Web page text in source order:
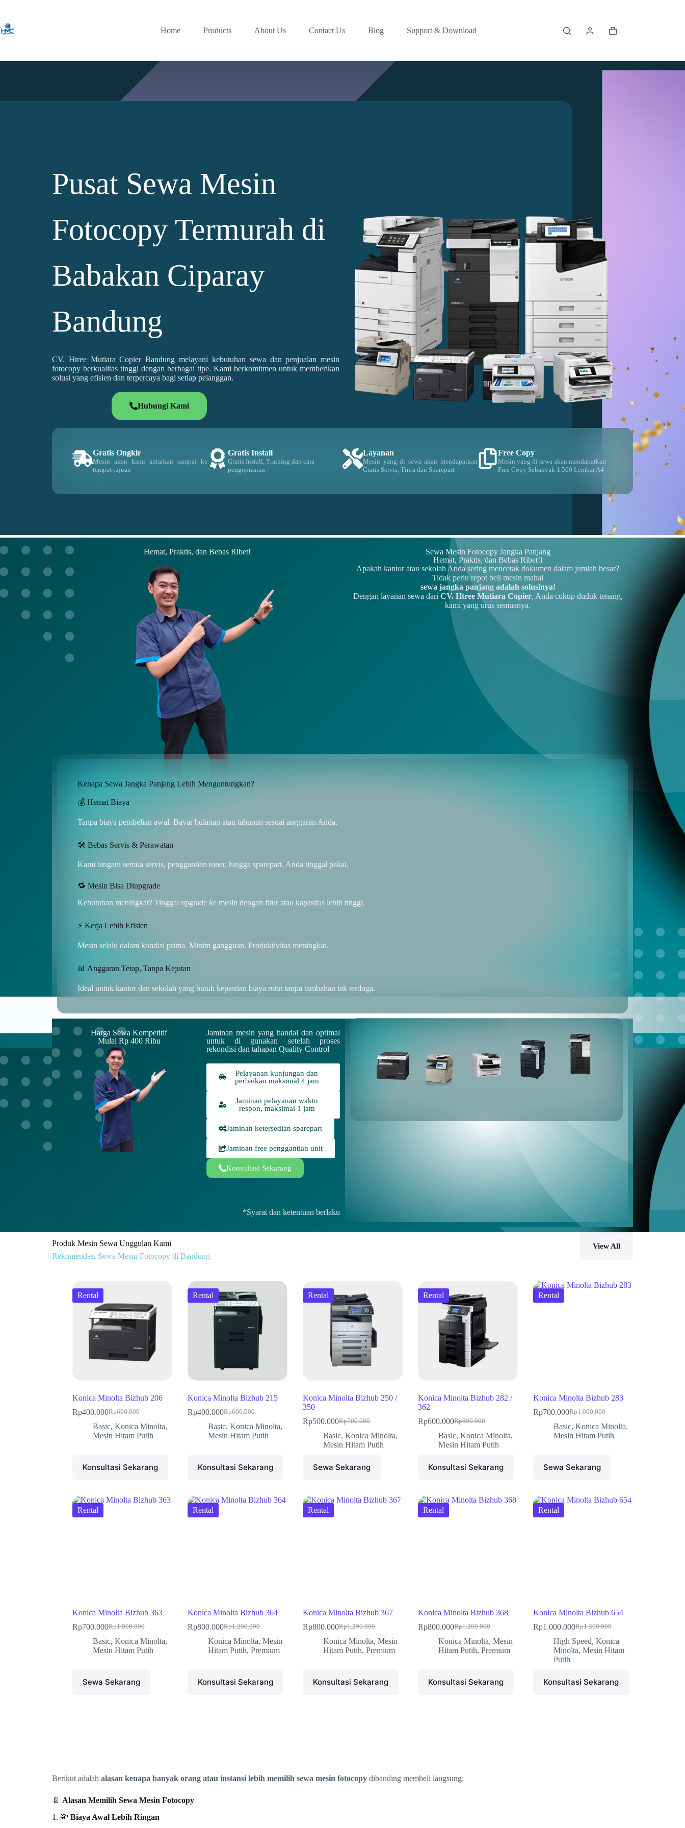
Home Products About Us Contact Us Blog Support & Download
Pusat Sewa Mesin
Fotocopy Termurah di
Babakan Ciparay
Bandung
CV. Htree Mutiara Copier Bandung melayani kebutuhan sewa dan penjualan mesin
fotocopy berkualitas tinggi dengan berbagai tipe. Kami berkomitmen untuk memberikan
solusi yang efisien dan terpercaya bagi setiap pelanggan.
Hubungi Kami
Gratis Ongkir
Mesin akan kami antarkan sampai ke
tempat tujuan
Gratis Install
Gratis Install, Training dan cara
pengoprasian
Layanan
Mesin yang di sewa akan mendapatkan
Gratis Servis, Tinta dan Sparepart
Free Copy
Mesin yang di sewa akan mendapatkan
Free Copy Sebanyak 1.500 Lembar A4
Hemat, Praktis, dan Bebas Ribet!
Sewa Mesin Fotocopy Jangka Panjang
Hemat, Praktis, dan Bebas Ribet!i
Apakah kantor atau sekolah Anda sering mencetak dokumen dalam jumlah besar?
Tidak perlu repot beli mesin mahal
sewa jangka panjang adalah solusinya!
Dengan layanan sewa dari CV. Htree Mutiara Copier, Anda cukup duduk tenang,
kami yang urus semuanya.
Kenapa Sewa Jangka Panjang Lebih Menguntungkan?
💰 Hemat Biaya
Tanpa biaya pembelian awal. Bayar bulanan atau tahunan sesuai anggaran Anda.
🛠️ Bebas Servis & Perawatan
Kami tangani semua servis, penggantian toner, hingga sparepart. Anda tinggal pakai.
🔁 Mesin Bisa Diupgrade
Kebutuhan meningkat? Tinggal upgrade ke mesin dengan fitur atau kapasitas lebih tinggi.
⚡ Kerja Lebih Efisien
Mesin selalu dalam kondisi prima. Minim gangguan. Produktivitas meningkat.
📊 Anggaran Tetap, Tanpa Kejutan
Ideal untuk kantor dan sekolah yang butuh kepastian biaya rutin tanpa tambahan tak terduga.
Harga Sewa Kompetitif
Mulai Rp 400 Ribu
Jaminan mesin yang handal dan optimal
untuk di gunakan setelah proses
rekondisi dan tahapan Quality Control
Pelayanan kunjungan dan
perbaikan maksimal 4 jam
Jaminan pelayanan waktu
respon, maksimal 1 jam
Jaminan ketersedian sparepart
Jaminan free penggantian unit
Konsultasi Sekarang
*Syarat dan ketentuan berlaku
Produk Mesin Sewa Unggulan Kami
Rekomendasi Sewa Mesin Fotocopy di Bandung
View All
Rental
Konica Minolta Bizhub 206
Rp600.000
Rp400.000
Basic, Konica Minolta,
Mesin Hitam Putih
Konsultasi Sekarang
Rental
Konica Minolta Bizhub 215
Rp600.000
Rp400.000
Basic, Konica Minolta,
Mesin Hitam Putih
Konsultasi Sekarang
Rental
Konica Minolta Bizhub 250 /
350
Rp700.000
Rp500.000
Basic, Konica Minolta,
Mesin Hitam Putih
Sewa Sekarang
Rental
Konica Minolta Bizhub 282 /
362
Rp800.000
Rp600.000
Basic, Konica Minolta,
Mesin Hitam Putih
Konsultasi Sekarang
Rental
Konica Minolta Bizhub 283
Rp1.000.000
Rp700.000
Basic, Konica Minolta,
Mesin Hitam Putih
Sewa Sekarang
Rental
Konica Minolta Bizhub 363
Rp1.000.000
Rp700.000
Basic, Konica Minolta,
Mesin Hitam Putih
Sewa Sekarang
Rental
Konica Minolta Bizhub 364
Rp1.200.000
Rp800.000
Konica Minolta, Mesin
Hitam Putih, Premium
Konsultasi Sekarang
Rental
Konica Minolta Bizhub 367
Rp1.200.000
Rp800.000
Konica Minolta, Mesin
Hitam Putih, Premium
Konsultasi Sekarang
Rental
Konica Minolta Bizhub 368
Rp1.200.000
Rp800.000
Konica Minolta, Mesin
Hitam Putih, Premium
Konsultasi Sekarang
Rental
Konica Minolta Bizhub 654
Rp1.300.000
Rp1.000.000
High Speed, Konica
Minolta, Mesin Hitam
Putih
Konsultasi Sekarang
Berikut adalah alasan kenapa banyak orang atau instansi lebih memilih sewa mesin fotocopy dibanding membeli langsung:
📄 Alasan Memilih Sewa Mesin Fotocopy
1. 💸 Biaya Awal Lebih Ringan